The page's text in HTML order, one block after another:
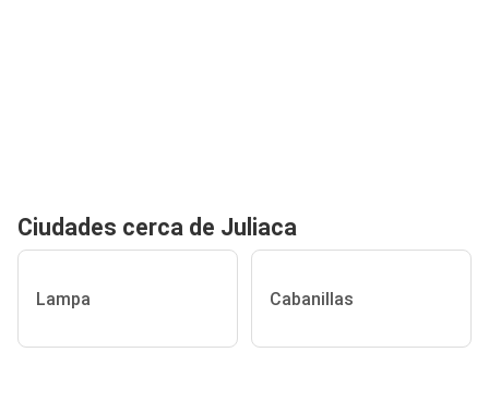
Ciudades cerca de Juliaca
Lampa Cabanillas